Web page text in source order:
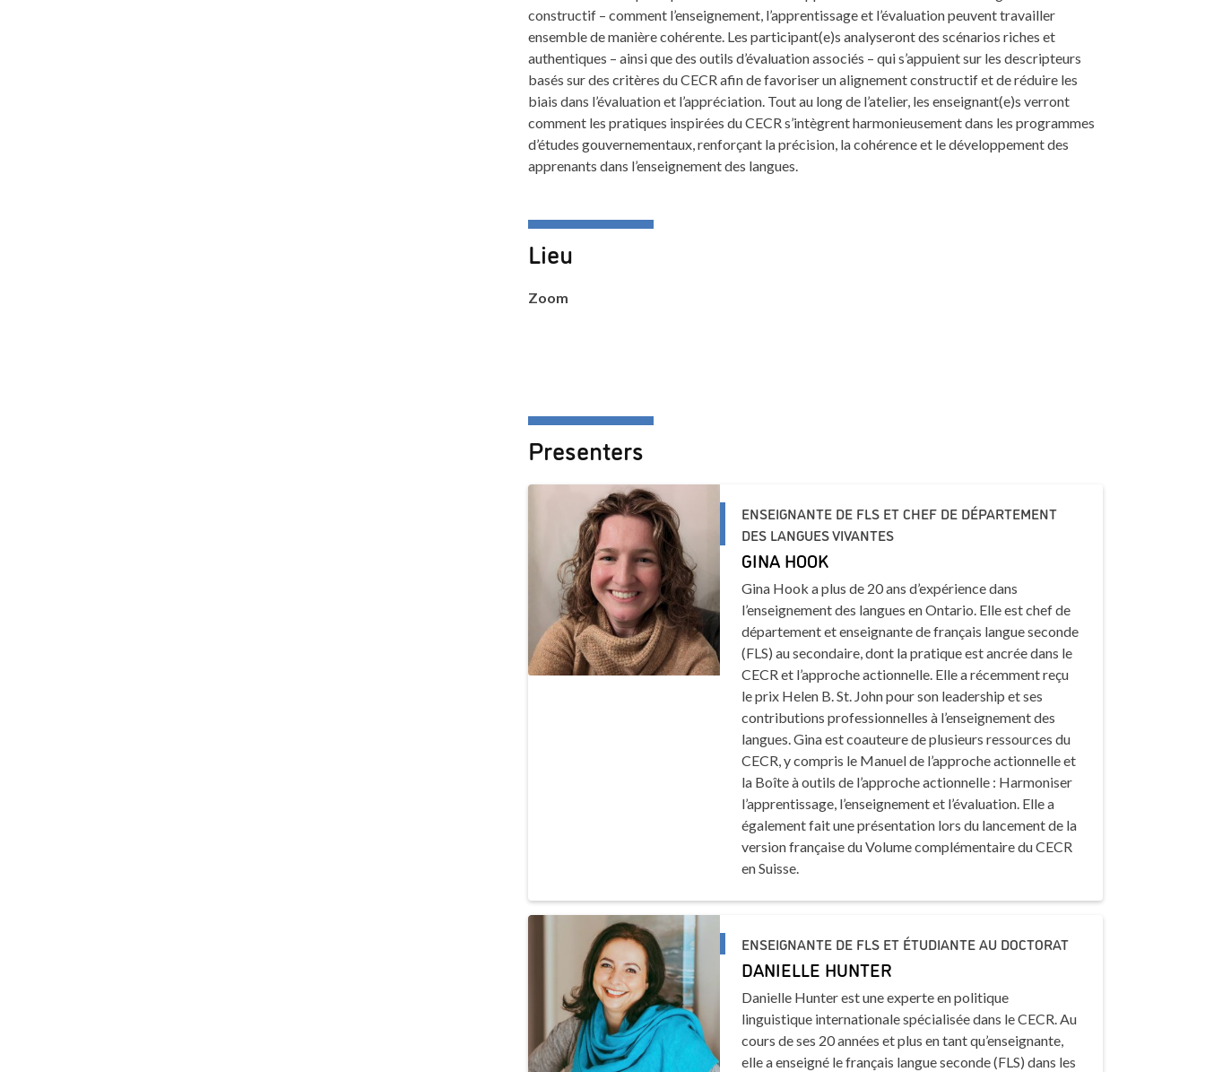
constructif – comment l’enseignement, l’apprentissage et l’évaluation peuvent travailler
ensemble de manière cohérente. Les participant(e)s analyseront des scénarios riches et
authentiques – ainsi que des outils d’évaluation associés – qui s’appuient sur les descripteurs
basés sur des critères du CECR afin de favoriser un alignement constructif et de réduire les
biais dans l’évaluation et l’appréciation. Tout au long de l’atelier, les enseignant(e)s verront
comment les pratiques inspirées du CECR s’intègrent harmonieusement dans les programmes
d’études gouvernementaux, renforçant la précision, la cohérence et le développement des
apprenants dans l’enseignement des langues.
Lieu
Zoom
Presenters
ENSEIGNANTE DE FLS ET CHEF DE DÉPARTEMENT
DES LANGUES VIVANTES
GINA HOOK
Gina Hook a plus de 20 ans d’expérience dans
l’enseignement des langues en Ontario. Elle est chef de
département et enseignante de français langue seconde
(FLS) au secondaire, dont la pratique est ancrée dans le
CECR et l’approche actionnelle. Elle a récemment reçu
le prix Helen B. St. John pour son leadership et ses
contributions professionnelles à l’enseignement des
langues. Gina est coauteure de plusieurs ressources du
CECR, y compris le Manuel de l’approche actionnelleet
la Boîte à outils de l’approche actionnelle : Harmoniser
l’apprentissage, l’enseignement et l’évaluation. Elle a
également fait une présentation lors du lancement de la
version française du Volume complémentaire du CECR
en Suisse.
ENSEIGNANTE DE FLS ET ÉTUDIANTE AU DOCTORAT
DANIELLE HUNTER
Danielle Hunter est une experte en politique
linguistique internationale spécialisée dans le CECR. Au
cours de ses 20 années et plus en tant qu’enseignante,
elle a enseigné le français langue seconde (FLS) dans les